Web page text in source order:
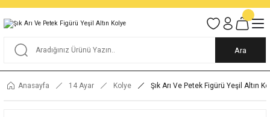
Tüm Alışverişlerde KARGO BEDAVA
Garantili Ve Sigortalı Kargo
Ankara İçi Elden Teslimat İmkanı
24/7 Müşteri Destek Hizmeti
Ara
Anasayfa 14 Ayar Kolye Şık Arı Ve Petek Figürü Yeşil Altın